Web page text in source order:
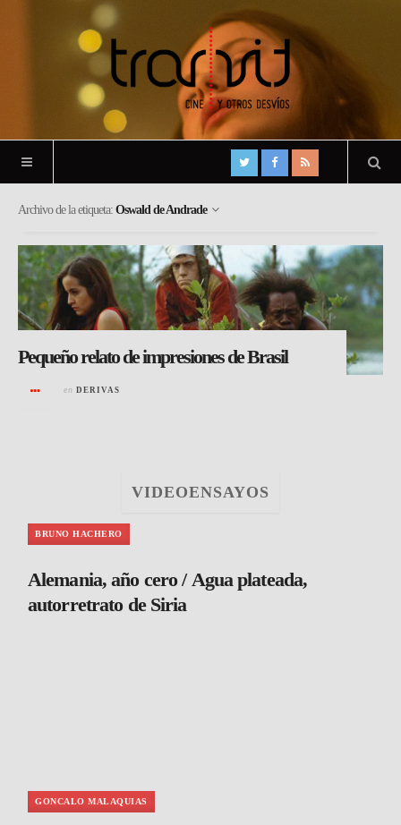
Archivo de la etiqueta: Oswald de Andrade
Pequeño relato de impresiones de Brasil
en DERIVAS
VIDEOENSAYOS
BRUNO HACHERO
Alemania, año cero / Agua plateada,
autorretrato de Siria
GONCALO MALAQUIAS